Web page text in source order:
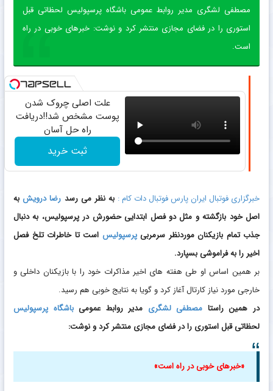
مصطفی لشگری مدیر روابط عمومی باشگاه پرسپولیس لحظاتی قبل
استوری را در فضای مجازی منتشر کرد و نوشت: خبرهای خوبی در راه
است.
علت اصلی چروک شدن
پوست مشخص شد!!دریافت
راه حل آسان
ثبت خرید
خبرگزاری فوتبال ایران پارس فوتبال دات کام : به نظر می رسد رضا درویش به
اصل خود بازگشته و مثل دو فصل ابتدایی حضورش در پرسپولیس، به دنبال
جذب تمام بازیکنان موردنظر سرمربیپرسپولیس است تا خاطرات تلخ فصل
اخیر را به فراموشی بسپارد.
بر همین اساس او طی هفته های اخیر مذاکرات خود را با بازیکنان داخلی و
خارجی مورد نیاز کارتال آغاز کرد و گویا به نتایج خوبی هم رسید.
در همین راستا مصطفی لشگری مدیر روابط عمومیباشگاه پرسپولیس
لحظاتی قبل استوری را در فضای مجازی منتشر کرد و نوشت:
«خبرهای خوبی در راه است»